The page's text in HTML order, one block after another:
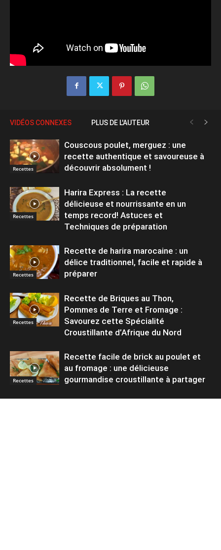
VIDÉOS CONNEXES PLUS DE L'AUTEUR
Recettes
Couscous poulet, merguez : une
recette authentique et savoureuse à
découvrir absolument !
Recettes
Harira Express : La recette
délicieuse et nourrissante en un
temps record! Astuces et
Techniques de préparation
Recettes
Recette de harira marocaine : un
délice traditionnel, facile et rapide à
préparer
Recettes
Recette de Briques au Thon,
Pommes de Terre et Fromage :
Savourez cette Spécialité
Croustillante d’Afrique du Nord
Recettes
Recette facile de brick au poulet et
au fromage : une délicieuse
gourmandise croustillante à partager